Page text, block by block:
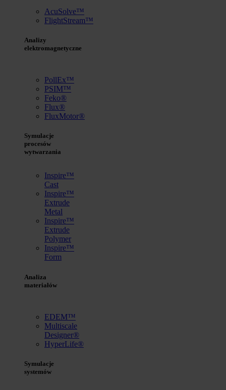
AcuSolve™
FlightStream™
Analizy
elektromagnetyczne
PollEx™
PSIM™
Feko®
Flux®
FluxMotor®
Symulacje
procesów
wytwarzania
Inspire™
Cast
Inspire™
Extrude
Metal
Inspire™
Extrude
Polymer
Inspire™
Form
Analiza
materiałów
EDEM™
Multiscale
Designer®
HyperLife®
Symulacje
systemów